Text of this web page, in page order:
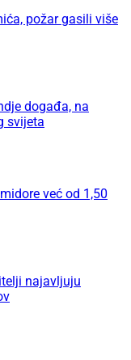
požar gasili više
događa, na
svijeta
već od 1,50
najavljuju